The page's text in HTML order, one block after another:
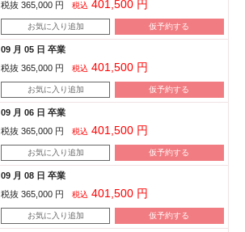
税抜 365,000 円 税込 401,500 円
お気に入り追加 仮予約する
09 月 05 日 卒業
税抜 365,000 円 税込 401,500 円
お気に入り追加 仮予約する
09 月 06 日 卒業
税抜 365,000 円 税込 401,500 円
お気に入り追加 仮予約する
09 月 08 日 卒業
税抜 365,000 円 税込 401,500 円
お気に入り追加 仮予約する